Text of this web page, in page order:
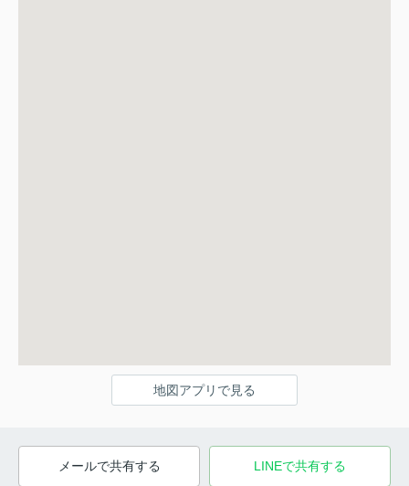
地図アプリで見る
メールで共有する LINEで共有する